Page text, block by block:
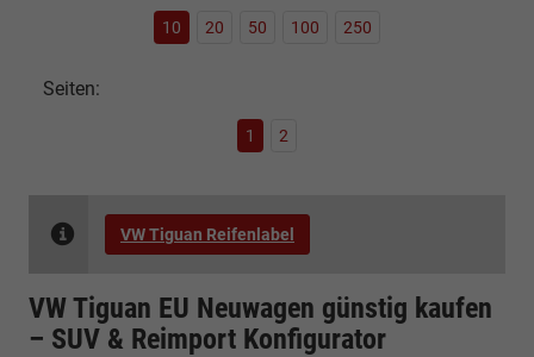
10 20 50 100 250
Seiten:
1 2
VW Tiguan Reifenlabel
VW Tiguan EU Neuwagen günstig kaufen
– SUV & Reimport Konfigurator